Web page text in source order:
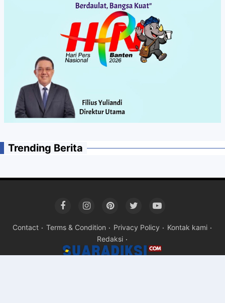
Trending Berita
Contact Terms & Condition Privacy Policy
Kontak kami
Redaksi